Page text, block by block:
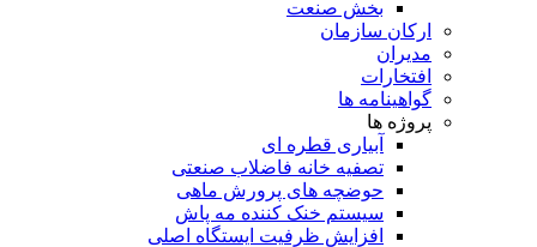
بخش صنعت
ارکان سازمان
مدیران
افتخارات
گواهینامه ها
پروژه ها
آبیاری قطره ای
تصفیه خانه فاضلاب صنعتی
حوضچه های پرورش ماهی
سیستم خنک کننده مه پاش
افزایش ظرفیت ایستگاه اصلی